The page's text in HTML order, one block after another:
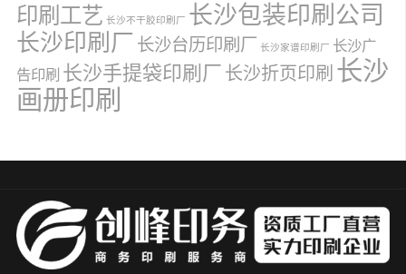
印刷工艺 长沙不干胶印刷厂 长沙包装印刷公司
长沙印刷厂 长沙台历印刷厂 长沙家谱印刷厂 长沙广
告印刷 长沙手提袋印刷厂 长沙折页印刷 长沙
画册印刷